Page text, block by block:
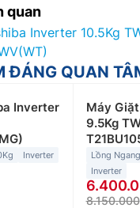
quan
Inverter 10.5Kg
ĐÁNG QUAN
Inverter
Inverter
Máy
9.5Kg
Lồng Ngang
Inverter
8.150.000